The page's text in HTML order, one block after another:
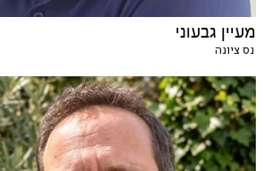
מעיין גבעוני
נס ציונה